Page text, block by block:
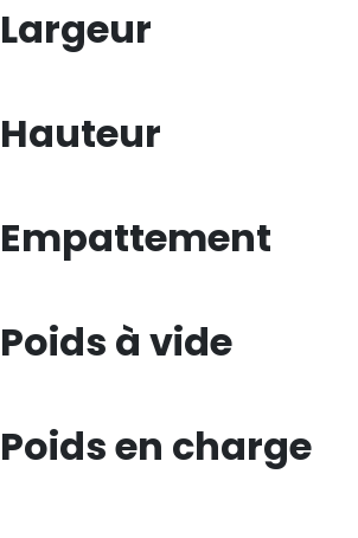
Largeur
Hauteur
Empattement
Poids à vide
Poids en charge